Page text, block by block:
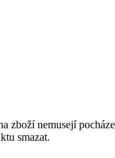
zboží nemusejí
smazat.